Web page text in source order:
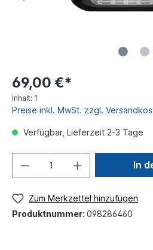
69,00 €*
Inhalt: 1
Preise inkl. MwSt. zzgl.
Verfügbar, Lieferzeit 2-3 Tage
In
Zum Merkzettel hinzufügen
Produktnummer: 098286460